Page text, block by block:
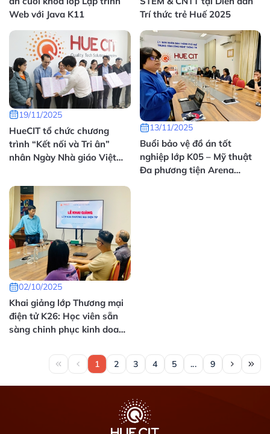
Web với Java K11
Trí thức trẻ Huế 2025
HueCIT tổ chức chương
trình “Kết nối và Tri ân”
nhân Ngày Nhà giáo Việt
19/11/2025
Buổi bảo vệ đồ án tốt
nghiệp lớp K05 – Mỹ thuật
Đa phương tiện Arena
13/11/2025
Khai giảng lớp Thương mại
điện tử K26: Học viên sẵn
sàng chinh phục kinh doanh
02/10/2025
1 2 3 4 5 ... 9